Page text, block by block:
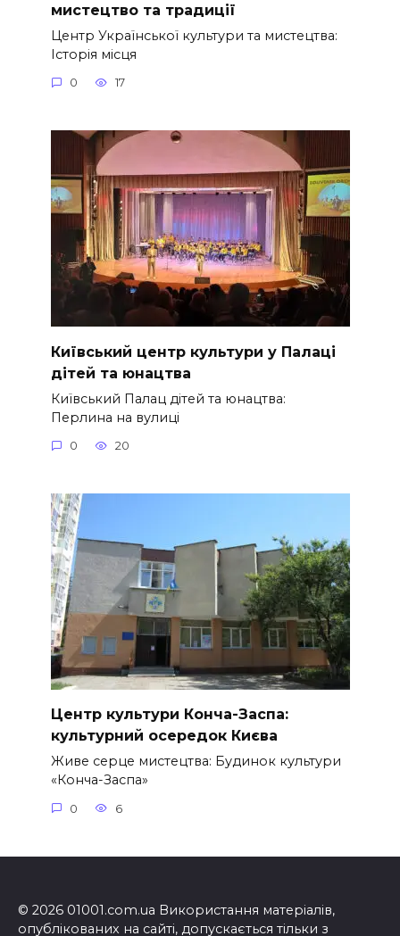
мистецтво та традиції
Центр Української культури та мистецтва:
Історія місця
0 17
Київський центр культури у Палаці
дітей та юнацтва
Київський Палац дітей та юнацтва:
Перлина на вулиці
0 20
Центр культури Конча-Заспа:
культурний осередок Києва
Живе серце мистецтва: Будинок культури
«Конча-Заспа»
0 6
© 2026 01001.com.ua Використання матеріалів,
опублікованих на сайті, допускається тільки з